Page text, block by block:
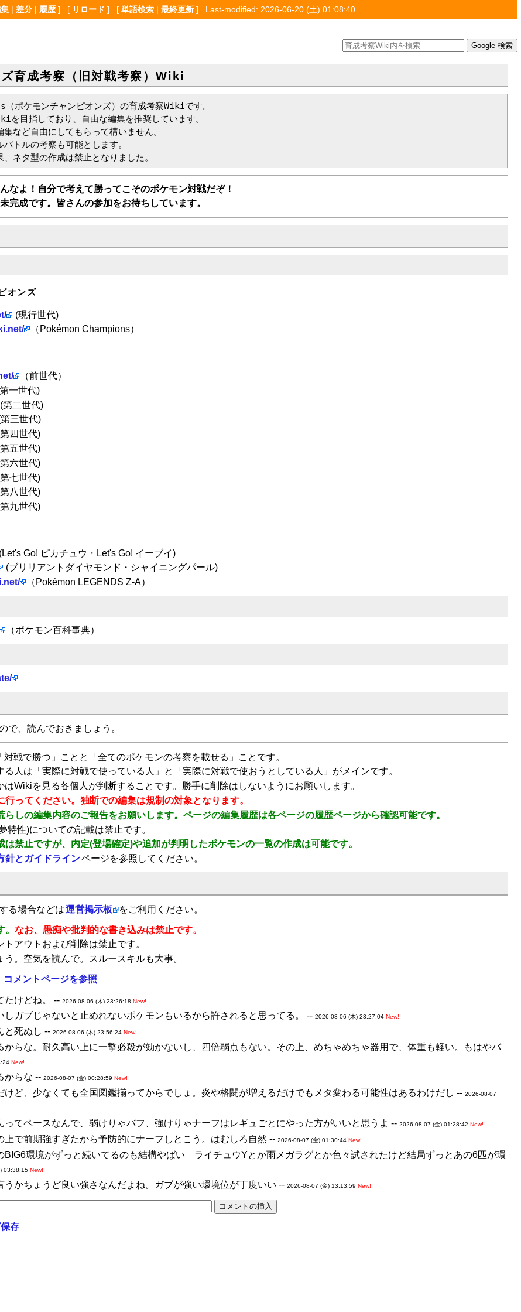
| 差分| 履歴] [ リロード ] [ 単語検索| 最終更新] Last-modified: 2026-06-20 (土) 01:08:40
育成考察（旧対戦考察）Wiki
ポケモンチャンピオンズ）の育成考察Wikiです。
目指しており、自由な編集を推奨しています。
など自由にしてもらって構いません。
トルの考察も可能とします。
ネタ型の作成は禁止となりました。
なよ！自分で考えて勝ってこそのポケモン対戦だぞ！
完成です。皆さんの参加をお待ちしています。
オンズ
(現行世代)
（Pokémon Champions）
（前世代）
一世代)
(第二世代)
三世代)
四世代)
五世代)
六世代)
七世代)
八世代)
九世代)
(Let's Go! ピカチュウ・Let's Go! イーブイ)
(ブリリアントダイヤモンド・シャイニングパール)
（Pokémon LEGENDS Z-A）
（ポケモン百科事典）
で、読んでおきましょう。
戦で勝つ」ことと「全てのポケモンの考察を載せる」ことです。
人は「実際に対戦で使っている人」と「実際に対戦で使おうとしている人」がメインです。
Wikiを見る各個人が判断することです。勝手に削除はしないようにお願いします。
ってください。独断での編集は規制の対象となります。
しの編集内容のご報告をお願いします。ページの編集履歴は各ページの履歴ページから確認可能です。
特性)についての記載は禁止です。
禁止ですが、内定(登場確定)や追加が判明したポケモンの一覧の作成は可能です。
針とガイドラインページを参照してください。
る場合などは運営掲示板 をご利用ください。
。なお、愚痴や批判的な書き込みは禁止です。
アウトおよび削除は禁止です。
。空気を読んで。スルースキルも大事。
コメントページを参照
たけどね。 -- 2026-08-06 (木) 23:26:18 New!
しガブじゃないと止めれないポケモンもいるから許されると思ってる。 -- 2026-08-06 (木) 23:27:04 New!
と死ぬし -- 2026-08-06 (木) 23:56:24 New!
からな。耐久高い上に一撃必殺が効かないし、四倍弱点もない。その上、めちゃめちゃ器用で、体重も軽い。もはやバ
New!
からな -- 2026-08-07 (金) 00:28:59 New!
けど、少なくても全国図鑑揃ってからでしょ。炎や格闘が増えるだけでもメタ変わる可能性はあるわけだし -- 2026-08-07
ってペースなんで、弱けりゃバフ、強けりゃナーフはレギュごとにやった方がいいと思うよ -- 2026-08-07 (金) 01:28:42 New!
で前期強すぎたから予防的にナーフしとこう。はむしろ自然 -- 2026-08-07 (金) 01:30:44 New!
BIG6環境がずっと続いてるのも結構やばい ライチュウYとか雨メガラグとか色々試されたけど結局ずっとあの6匹が環
03:38:15 New!
うかちょうど良い強さなんだよね。ガブが強い環境位が丁度いい -- 2026-08-07 (金) 13:13:59 New!
存